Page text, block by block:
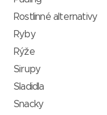
Rostlinné alternativy
Ryby
Rýže
Sirupy
Sladidla
Snacky